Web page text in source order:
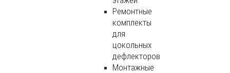
Ремонтные
комплекты
для
цокольных
дефлекторов
Монтажные